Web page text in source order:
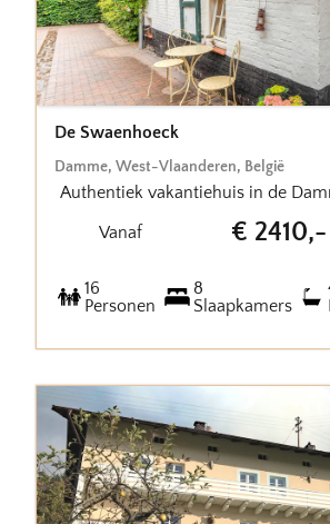
De Swaenhoeck
Damme, West-Vlaanderen, België
Authentiek vakantiehuis in de
Vanaf
€ 2410,-
16
Personen
8
Slaapkamers